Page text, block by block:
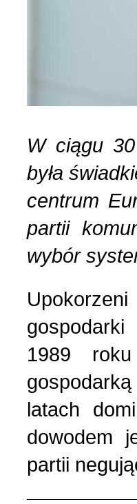
W ciągu
była
centrum
partii
wybór
1989
latach
dowodem
partii